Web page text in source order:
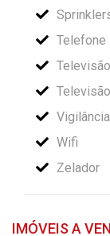
Telefone
Televisão
Wifi
Zelador
IMÓVEIS A